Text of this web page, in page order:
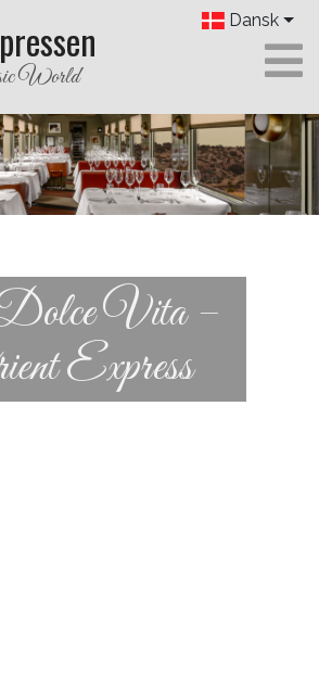
World
Dansk
Vita –
Express